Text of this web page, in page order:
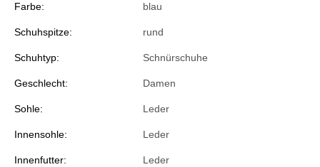
Farbe: blau
Schuhspitze: rund
Schuhtyp: Schnürschuhe
Geschlecht: Damen
Sohle: Leder
Innensohle: Leder
Innenfutter: Leder